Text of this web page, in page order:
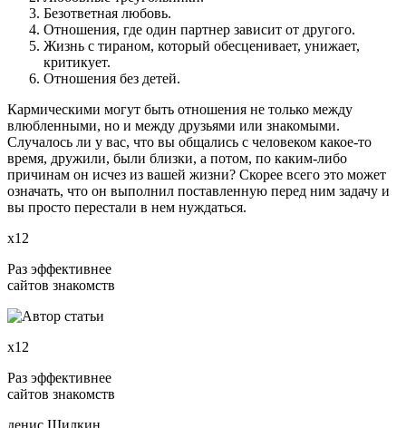
Безответная любовь.
Отношения, где один партнер зависит от другого.
Жизнь с тираном, который обесценивает, унижает,
критикует.
Отношения без детей.
Кармическими могут быть отношения не только между
влюбленными, но и между друзьями или знакомыми.
Случалось ли у вас, что вы общались с человеком какое-то
время, дружили, были близки, а потом, по каким-либо
причинам он исчез из вашей жизни? Скорее всего это может
означать, что он выполнил поставленную перед ним задачу и
вы просто перестали в нем нуждаться.
х12
Раз эффективнее
сайтов знакомств
х12
Раз эффективнее
сайтов знакомств